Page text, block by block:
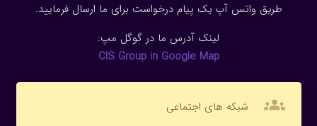
طریق واتس آپ یک پیام درخواست برای ما ارسال فرمایید.
لینک آدرس ما در گوگل مپ:
CIS Group in Google Map
groups شبکه های اجتماعی